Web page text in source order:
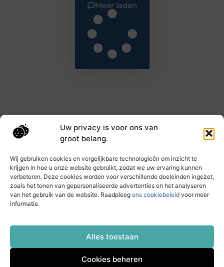
Uw privacy is voor ons van
groot belang.
Wij gebruiken cookies en vergelijkbare technologieën om inzicht te
krijgen in hoe u onze website gebruikt, zodat we uw ervaring kunnen
verbeteren. Deze cookies worden voor verschillende doeleinden ingezet,
zoals het tonen van gepersonaliseerde advertenties en het analyseren
van het gebruik van de website. Raadpleeg ons cookiebeleid voor meer
informatie.
Alles toestaan
Cookies beheren
Meer laden
Main Links
Dagelijks nieuwe inzichten op taec.nl
Artikelen vol kennis, inspiratie en praktische tips die